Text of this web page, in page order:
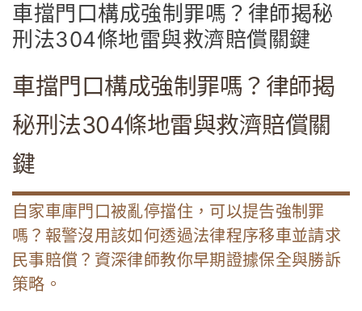
車擋門口構成強制罪嗎？律師揭秘
刑法304條地雷與救濟賠償關鍵
車擋門口構成強制罪嗎？律師揭
秘刑法304條地雷與救濟賠償關
鍵
自家車庫門口被亂停擋住，可以提告強制罪
嗎？報警沒用該如何透過法律程序移車並請求
民事賠償？資深律師教你早期證據保全與勝訴
策略。